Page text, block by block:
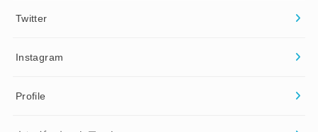
Twitter
Instagram
Profile